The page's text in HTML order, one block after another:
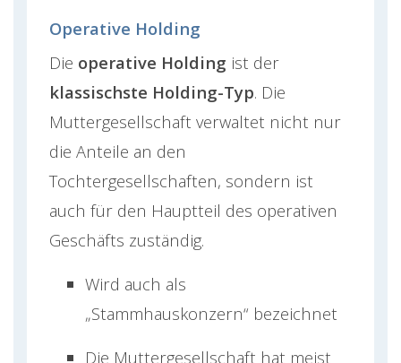
Operative Holding
Die operative Holding ist der
klassischste Holding-Typ. Die
Muttergesellschaft verwaltet nicht nur
die Anteile an den
Tochtergesellschaften, sondern ist
auch für den Hauptteil des operativen
Geschäfts zuständig.
Wird auch als
„Stammhauskonzern“ bezeichnet
Die Muttergesellschaft hat meist